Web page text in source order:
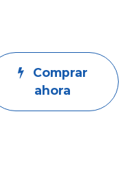
Comprar
ahora